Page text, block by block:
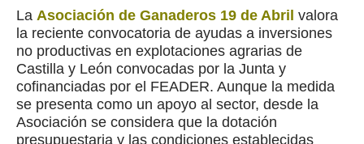
La Asociación de Ganaderos 19 de Abril valora
la reciente convocatoria de ayudas a inversiones
no productivas en explotaciones agrarias de
Castilla y León convocadas por la Junta y
cofinanciadas por el FEADER. Aunque la medida
se presenta como un apoyo al sector, desde la
Asociación se considera que la dotación
presupuestaria y las condiciones establecidas